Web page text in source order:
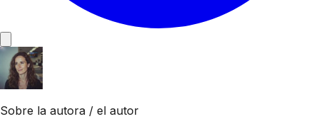
Sobre la autora / el autor